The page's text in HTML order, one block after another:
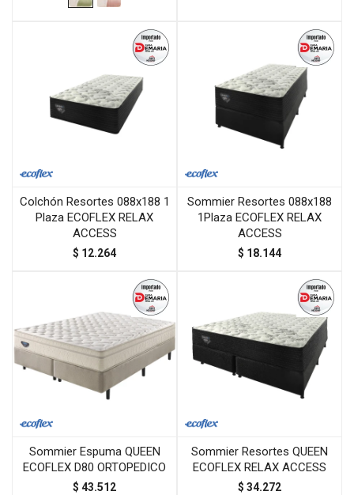
Colchón Resortes 088x188 1
Plaza ECOFLEX RELAX
ACCESS
$ 12.264
Sommier Resortes 088x188
1Plaza ECOFLEX RELAX
ACCESS
$ 18.144
Sommier Espuma QUEEN
ECOFLEX D80 ORTOPEDICO
$ 43.512
Sommier Resortes QUEEN
ECOFLEX RELAX ACCESS
$ 34.272